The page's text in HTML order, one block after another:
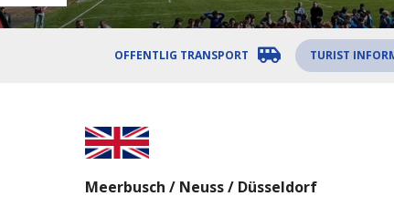
OFFENTLIG TRANSPORT TURIST
Meerbusch / Neuss / Düsseldorf